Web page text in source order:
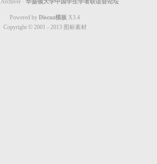
Archiver - 华盛顿大学中国学生学者联谊会论坛
Powered by Discuz模板 X3.4
Copyright © 2001 - 2013 图标素材